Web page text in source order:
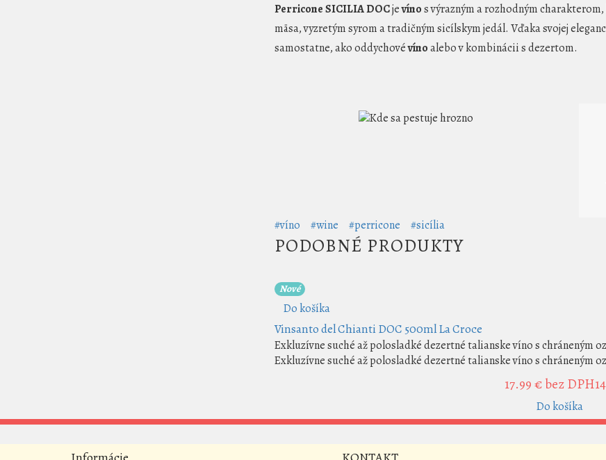
Perricone SICILIA DOCjevínos výrazným a rozhodným
mäsa, vyzretým syrom a tradičným sicílskym jedál. Vďaka svojej
samostatne, ako oddychovévínoalebo v kombinácii s dezertom.
#víno #wine #perricone #sicília
PODOBNÉ PRODUKTY
Nové
Do košíka
Vinsanto del Chianti DOC 500ml La Croce
Exkluzívne suché až polosladké dezertné talianske víno s chráneným
Exkluzívne suché až polosladké dezertné talianske víno s chráneným
17.99 €bez
Do košíka